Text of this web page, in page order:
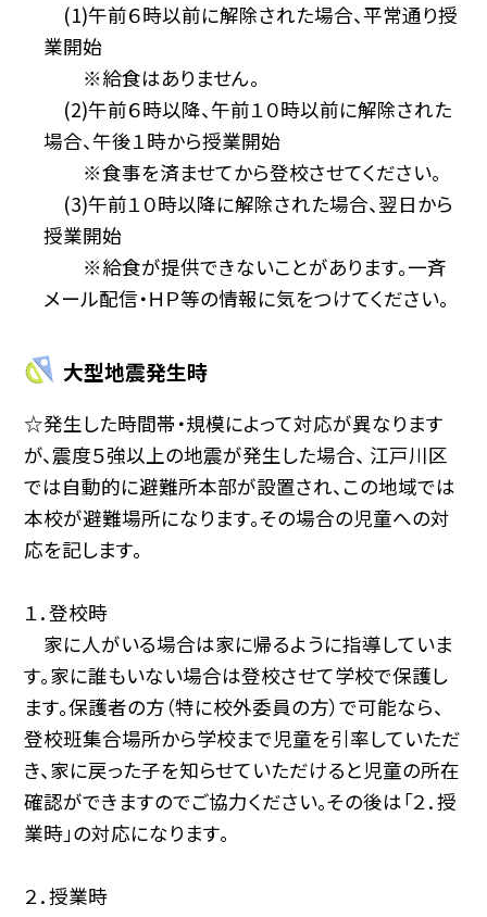
(1)午前６時以前に解除された場合、平常通り授
業開始
※給食はありません。
(2)午前６時以降、午前１０時以前に解除された
場合、午後１時から授業開始
※食事を済ませてから登校させてください。
(3)午前１０時以降に解除された場合、翌日から
授業開始
※給食が提供できないことがあります。一斉
メール配信・ＨＰ等の情報に気をつけてください。
大型地震発生時
☆発生した時間帯・規模によって対応が異なります
が、震度５強以上の地震が発生した場合、 江戸川区
では自動的に避難所本部が設置され、この地域では
本校が避難場所になります。その場合の児童への対
応を記します。
１．登校時
家に人がいる場合は家に帰るように指導していま
す。家に誰もいない場合は登校させて学校で保護し
ます。保護者の方（特に校外委員の方）で可能なら、
登校班集合場所から学校まで児童を引率していただ
き、家に戻った子を知らせていただけると児童の所在
確認ができますのでご協力ください。その後は「２．授
業時」の対応になります。
２．授業時